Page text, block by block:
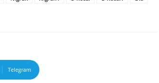
Telegram